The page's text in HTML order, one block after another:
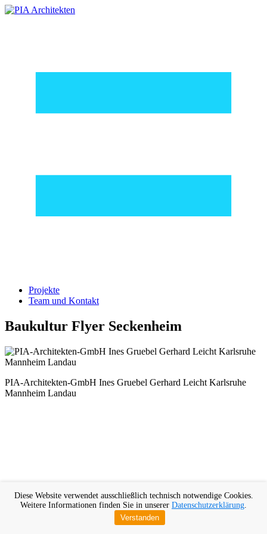
Projekte
Team und Kontakt
Baukultur Flyer Seckenheim
PIA-Architekten-GmbH Ines Gruebel Gerhard Leicht Karlsruhe
Mannheim Landau
Diese Website verwendet ausschließlich technisch notwendige Cookies.
Weitere Informationen finden Sie in unserer Datenschutzerklärung.
Verstanden